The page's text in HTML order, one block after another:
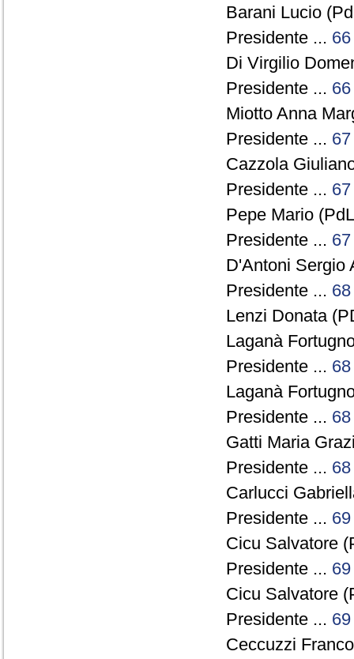
Barani Lucio
Presidente ... 66
Di Virgilio
Presidente ... 66
Miotto Anna
Presidente ... 67
Cazzola
Presidente ... 67
Pepe Mario
Presidente ... 67
D'Antoni Sergio
Presidente ... 68
Lenzi Donata
Laganà
Presidente ... 68
Laganà
Presidente ... 68
Gatti Maria
Presidente ... 68
Carlucci
Presidente ... 69
Cicu Salvatore
Presidente ... 69
Cicu Salvatore
Presidente ... 69
Ceccuzzi